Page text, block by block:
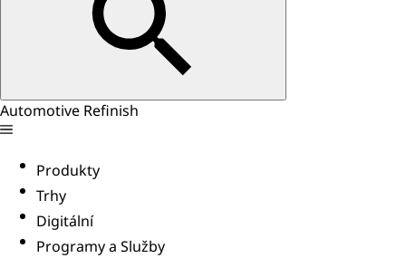
Automotive Refinish
Produkty
Trhy
Digitální
Programy a Služby